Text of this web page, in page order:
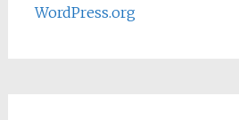
WordPress.org